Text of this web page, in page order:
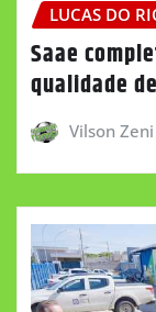
LUCAS DO
Saae
qualidade
Vilson Zeni